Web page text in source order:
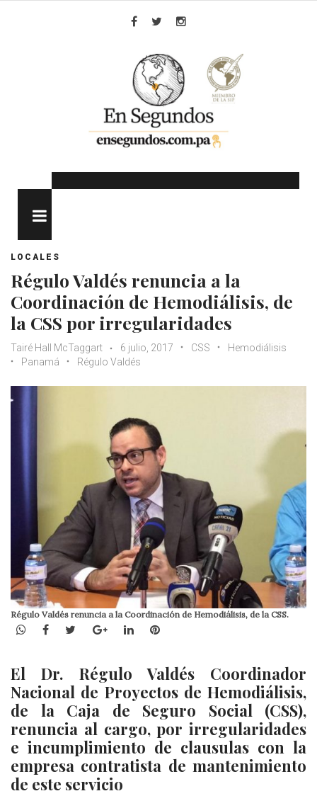
LOCALES
Régulo Valdés renuncia a la
Coordinación de Hemodiálisis, de
la CSS por irregularidades
Tairé Hall McTaggart 6 julio, 2017 CSS
Hemodiálisis
Panamá
Régulo Valdés
Régulo Valdés renuncia a la Coordinación de Hemodiálisis, de la CSS.
WhatsApp
Facebook
TwitterGoogle+LinkedInPinterest
El Dr. Régulo Valdés Coordinador
Nacional de Proyectos de Hemodiálisis,
de la Caja de Seguro Social (CSS),
renuncia al cargo, por irregularidades
e incumplimiento de clausulas con la
empresa contratista de mantenimiento
de este servicio